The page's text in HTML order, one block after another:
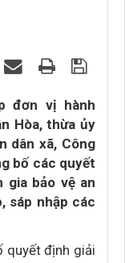
đơn vị hành
Hòa, thừa ủy
dân xã, Công
bố các quyết
bảo vệ an
sáp nhập các
quyết định giải